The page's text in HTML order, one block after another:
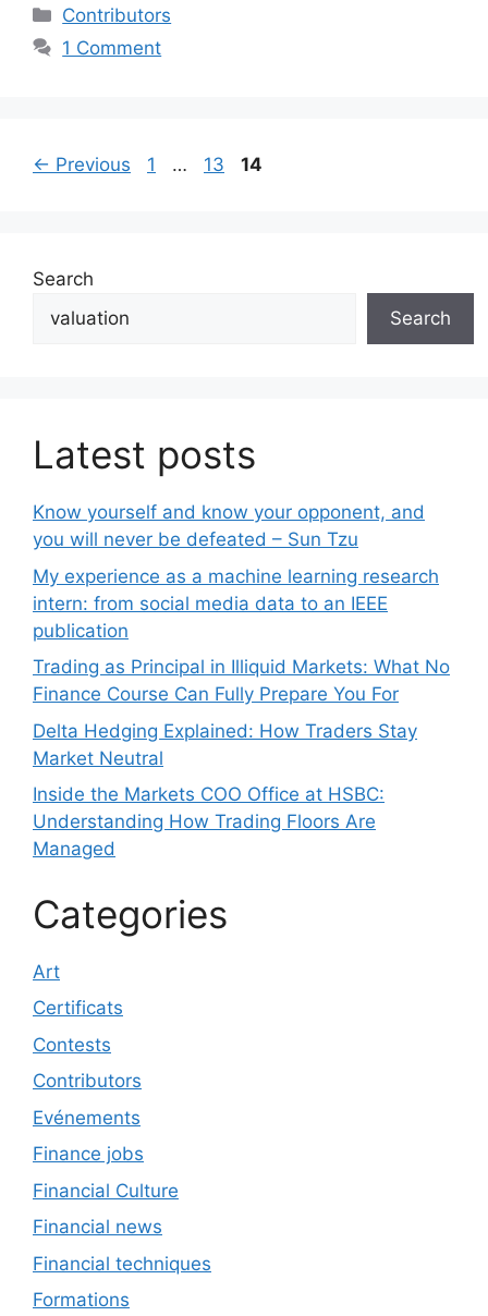
Categories
Contributors
1 Comment
← Previous Page
1 … Page
13 Page
14
Search
Search
Latest posts
Know yourself and know your opponent, and
you will never be defeated – Sun Tzu
My experience as a machine learning research
intern: from social media data to an IEEE
publication
Trading as Principal in Illiquid Markets: What No
Finance Course Can Fully Prepare You For
Delta Hedging Explained: How Traders Stay
Market Neutral
Inside the Markets COO Office at HSBC:
Understanding How Trading Floors Are
Managed
Categories
Art
Certificats
Contests
Contributors
Evénements
Finance jobs
Financial Culture
Financial news
Financial techniques
Formations